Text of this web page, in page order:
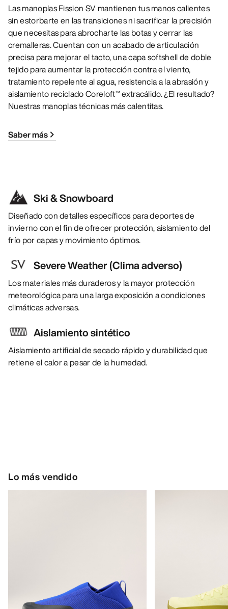
Las manoplas Fission SV mantienen tus manos calientes
sin estorbarte en las transiciones ni sacrificar la precisión
que necesitas para abrocharte las botas y cerrar las
cremalleras. Cuentan con un acabado de articulación
precisa para mejorar el tacto, una capa softshell de doble
tejido para aumentar la protección contra el viento,
tratamiento repelente al agua, resistencia a la abrasión y
aislamiento reciclado Coreloft™ extracálido. ¿El resultado?
Nuestras manoplas técnicas más calentitas.
Saber más
Ski & Snowboard
Diseñado con detalles específicos para deportes de
invierno con el fin de ofrecer protección, aislamiento del
frío por capas y movimiento óptimos.
Severe Weather (Clima adverso)
Los materiales más duraderos y la mayor protección
meteorológica para una larga exposición a condiciones
climáticas adversas.
Aislamiento sintético
Aislamiento artificial de secado rápido y durabilidad que
retiene el calor a pesar de la humedad.
Lo más vendido